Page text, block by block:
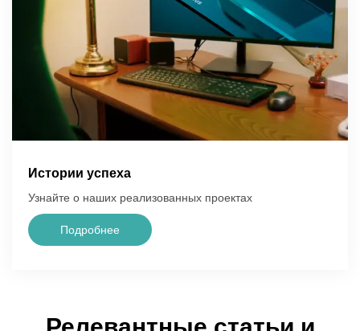
Истории успеха
Узнайте о наших реализованных проектах
Подробнее